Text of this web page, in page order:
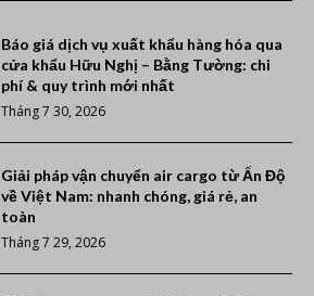
Báo giá dịch vụ xuất khẩu hàng hóa qua
cửa khẩu Hữu Nghị – Bằng Tường: chi
phí & quy trình mới nhất
Tháng 7 30, 2026
Giải pháp vận chuyển air cargo từ Ấn Độ
về Việt Nam: nhanh chóng, giá rẻ, an
toàn
Tháng 7 29, 2026